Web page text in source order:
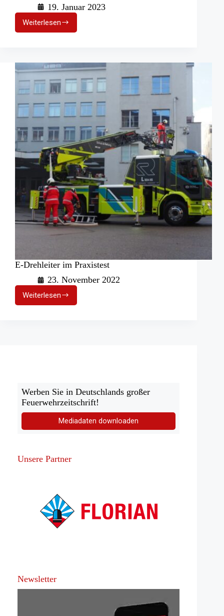
19. Januar 2023
Weiterlesen
Weitere
E-
die
Berliner
Feuerwehr
E-Drehleiter im Praxistest
23. November 2022
Weiterlesen
E-
Drehleiter
Werben Sie in Deutschlands großer
Feuerwehrzeitschrift!
Mediadaten downloaden
Unsere Partner
Newsletter